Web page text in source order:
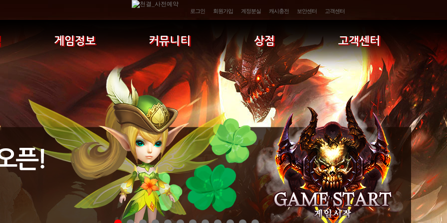
로그인 회원가입 계정분실 캐시충전 보안센터 고객센터
게임정보 커뮤니티 상점 고객센터